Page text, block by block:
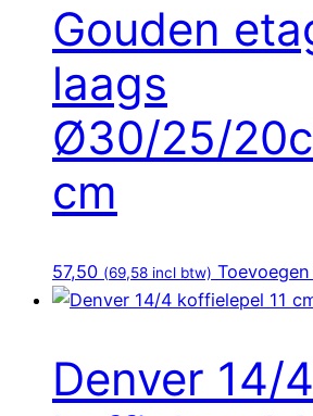
Gouden
laags
Ø30/25/
cm
57,50 (69,58 incl btw)
Denver 14/4